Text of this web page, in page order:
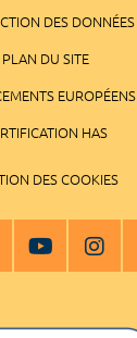
DES DONNÉES
PLAN DU SITE
EUROPÉENS
HAS
DES COOKIES